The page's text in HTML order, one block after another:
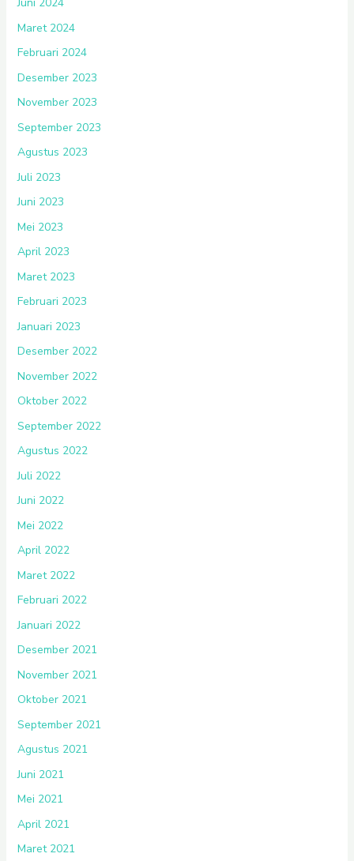
Juni 2024
Maret 2024
Februari 2024
Desember 2023
November 2023
September 2023
Agustus 2023
Juli 2023
Juni 2023
Mei 2023
April 2023
Maret 2023
Februari 2023
Januari 2023
Desember 2022
November 2022
Oktober 2022
September 2022
Agustus 2022
Juli 2022
Juni 2022
Mei 2022
April 2022
Maret 2022
Februari 2022
Januari 2022
Desember 2021
November 2021
Oktober 2021
September 2021
Agustus 2021
Juni 2021
Mei 2021
April 2021
Maret 2021